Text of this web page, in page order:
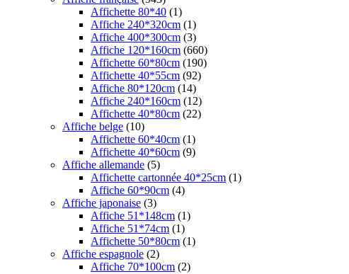
Affichette 80*40 (1)
Affiche 240*320cm (1)
Affiche 400*300cm (3)
Affiche 120*160cm (660)
Affichette 60*80cm (190)
Affichette 40*55cm (92)
Affiche 80*120cm (14)
Affiche 240*160cm (12)
Affichette 40*80cm (22)
Affiche belge (10)
Affichette 60*40cm (1)
Affichette 40*60cm (9)
Affiche allemande (5)
Affichette cartonnée 40*25cm (1)
Affiche 60*90cm (4)
Affiche japonaise (3)
Affiche 51*148cm (1)
Affiche 51*74cm (1)
Affichette 50*80cm (1)
Affiche espagnole (2)
Affiche 70*100cm (2)